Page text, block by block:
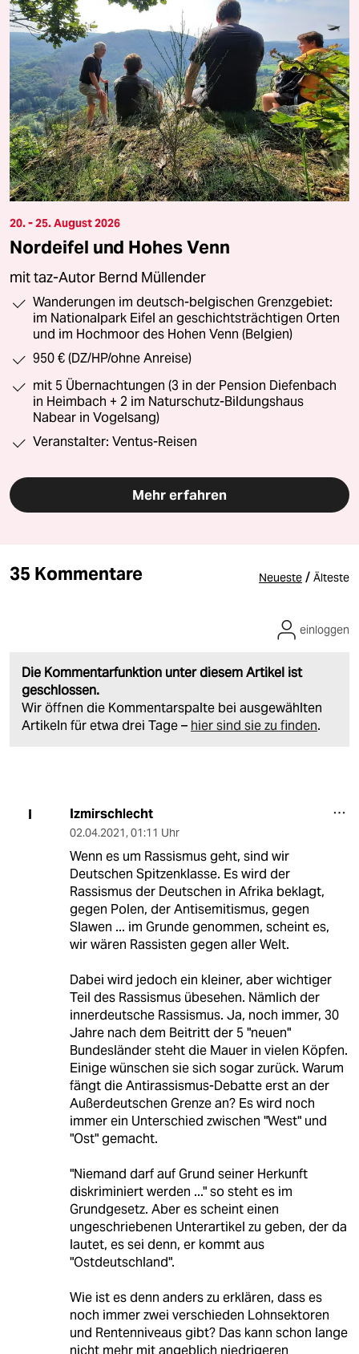
20. - 25. August 2026
Nordeifel und Hohes Venn
mit taz-Autor Bernd Müllender
Wanderungen im deutsch-belgischen Grenzgebiet:
im Nationalpark Eifel an geschichtsträchtigen Orten
und im Hochmoor des Hohen Venn (Belgien)
950 € (DZ/HP/ohne Anreise)
mit 5 Übernachtungen (3 in der Pension Diefenbach
in Heimbach + 2 im Naturschutz-Bildungshaus
Nabear in Vogelsang)
Veranstalter: Ventus-Reisen
Mehr erfahren
35 Kommentare Neueste / Älteste
Die Kommentarfunktion unter diesem Artikel ist
geschlossen.
Wir öffnen die Kommentarspalte bei ausgewählten
Artikeln für etwa drei Tage – hier sind sie zu finden.
einloggen
I Izmirschlecht
02.04.2021, 01:11 Uhr
Wenn es um Rassismus geht, sind wir
Deutschen Spitzenklasse. Es wird der
Rassismus der Deutschen in Afrika beklagt,
gegen Polen, der Antisemitismus, gegen
Slawen ... im Grunde genommen, scheint es,
wir wären Rassisten gegen aller Welt.
Dabei wird jedoch ein kleiner, aber wichtiger
Teil des Rassismus übesehen. Nämlich der
innerdeutsche Rassismus. Ja, noch immer, 30
Jahre nach dem Beitritt der 5 "neuen"
Bundesländer steht die Mauer in vielen Köpfen.
Einige wünschen sie sich sogar zurück. Warum
fängt die Antirassismus-Debatte erst an der
Außerdeutschen Grenze an? Es wird noch
immer ein Unterschied zwischen "West" und
"Ost" gemacht.
"Niemand darf auf Grund seiner Herkunft
diskriminiert werden ..." so steht es im
Grundgesetz. Aber es scheint einen
ungeschriebenen Unterartikel zu geben, der da
lautet, es sei denn, er kommt aus
"Ostdeutschland".
Wie ist es denn anders zu erklären, dass es
noch immer zwei verschieden Lohnsektoren
und Rentenniveaus gibt? Das kann schon lange
nicht mehr mit angeblich niedrigeren